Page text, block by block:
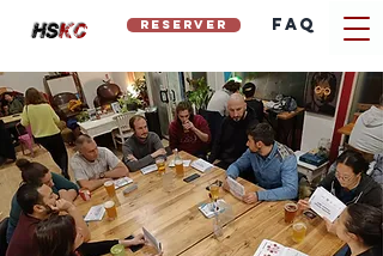
hskc reserver FAQ